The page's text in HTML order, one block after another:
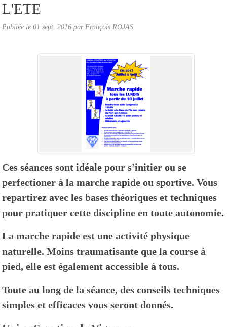
L'ETE
Publiée le 01 sept. 2016 par François ROJAS
Ces séances sont idéale pour s'initier ou se
perfectioner à la marche rapide ou sportive. Vous
repartirez avec les bases théoriques et techniques
pour pratiquer cette discipline en toute autonomie.
La marche rapide est une activité physique
naturelle. Moins traumatisante que la course à
pied, elle est également accessible à tous.
Toute au long de la séance, des conseils techniques
simples et efficaces vous seront donnés.